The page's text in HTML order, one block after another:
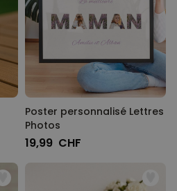
Poster personnalisé Lettres
Photos
19,99 CHF